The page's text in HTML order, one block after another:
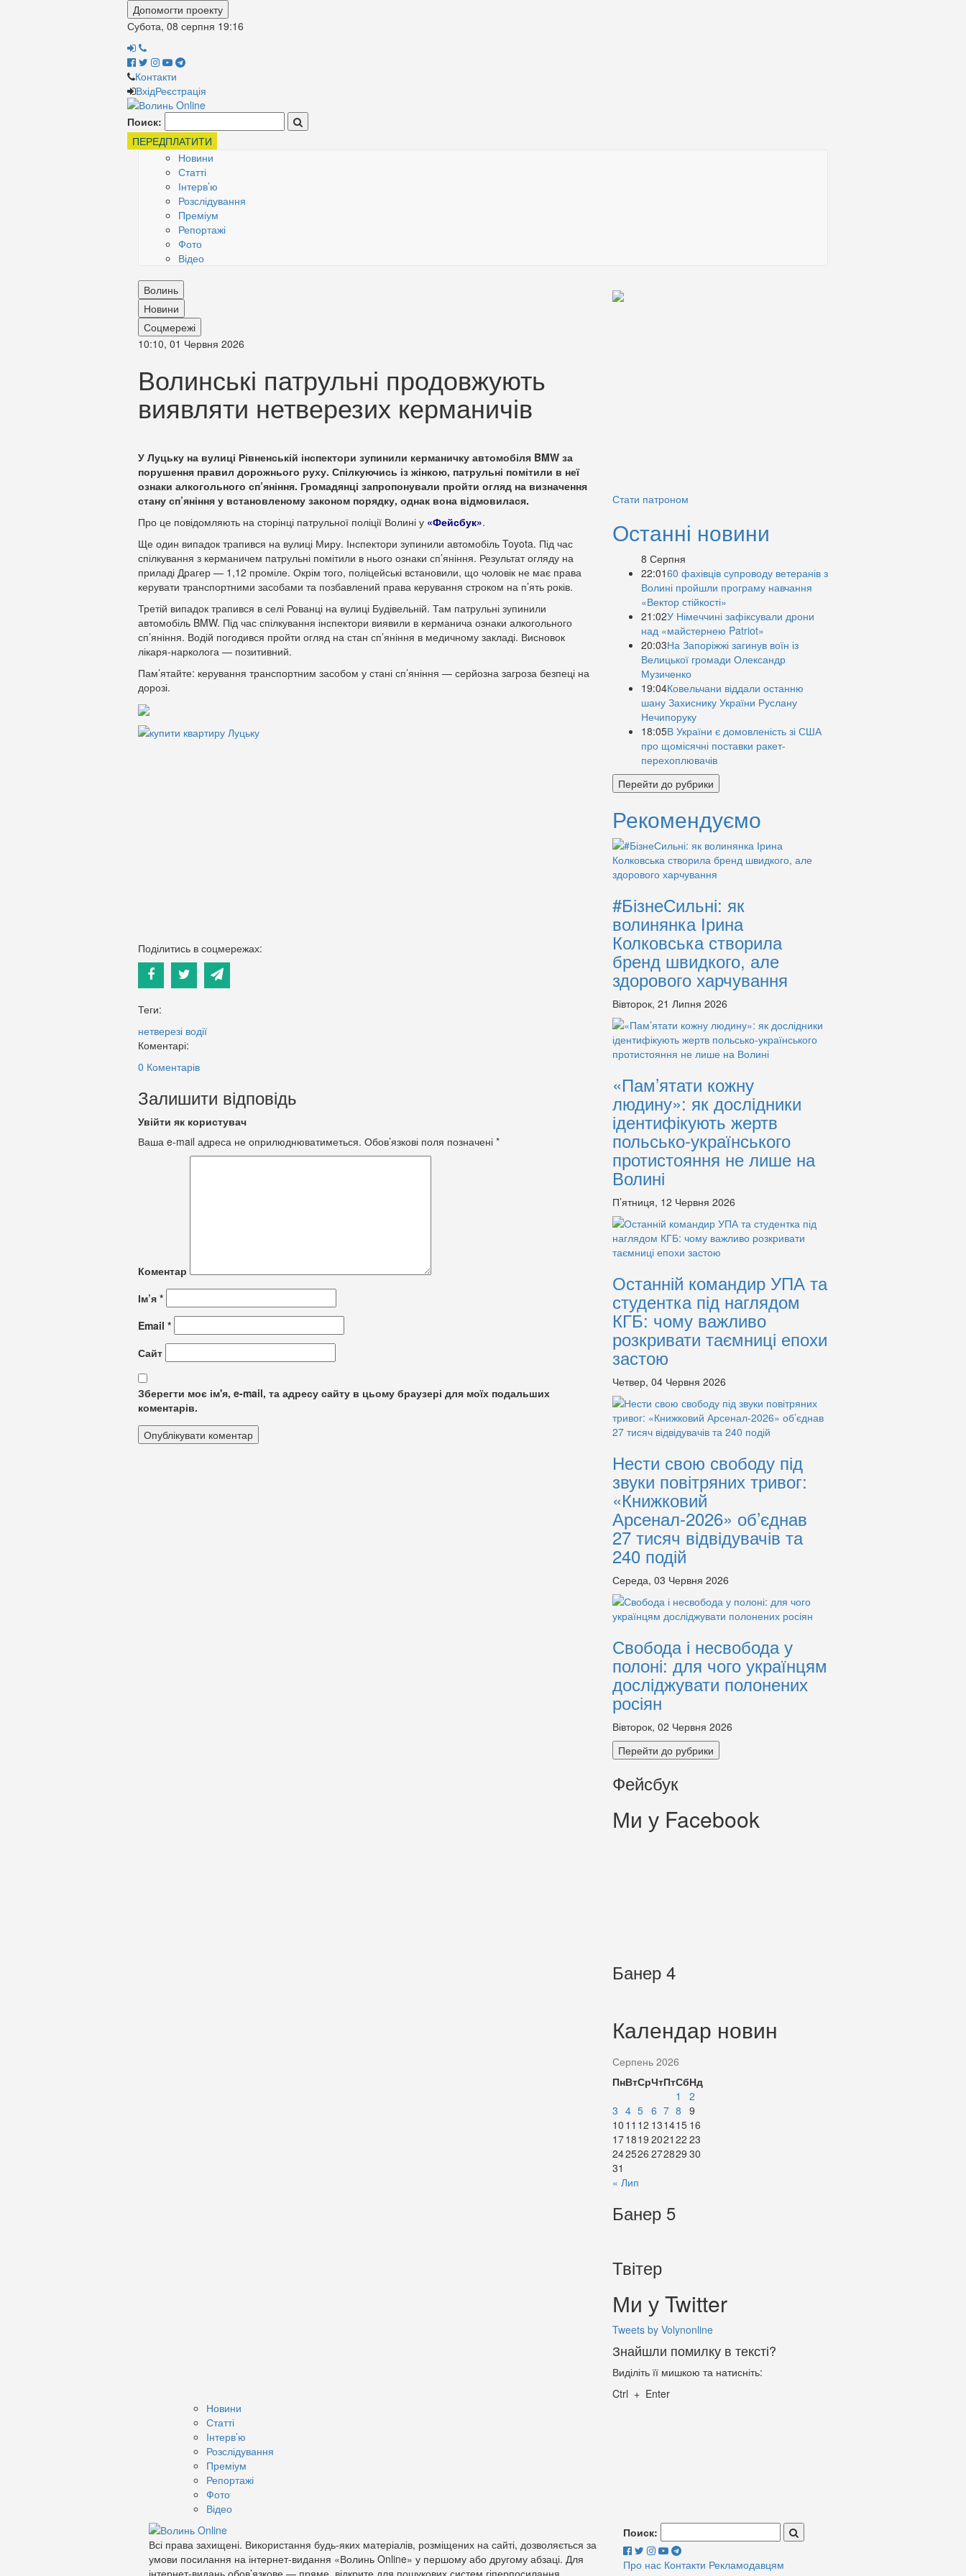
Допомогти проекту
Субота, 08 серпня 19:16
Контакти
ВхідРеєстрація
Поиск:
ПЕРЕДПЛАТИТИ
Новини
Статті
Інтерв’ю
Розслідування
Преміум
Репортажі
Фото
Відео
Волинь
Новини
Соцмережі
10:10, 01 Червня 2026
Волинські патрульні продовжують
виявляти нетверезих керманичів
У Луцьку на вулиці Рівненській інспектори зупинили керманичку автомобіля BMW за
порушення правил дорожнього руху. Спілкуючись із жінкою, патрульні помітили в неї
ознаки алкогольного сп’яніння. Громадянці запропонували пройти огляд на визначення
стану сп’яніння у встановленому законом порядку, однак вона відмовилася.
Про це повідомляють на сторінці патрульної поліції Волині у «Фейсбук».
Ще один випадок трапився на вулиці Миру. Інспектори зупинили автомобіль Toyota. Під час
спілкування з керманичем патрульні помітили в нього ознаки сп’яніння. Результат огляду на
приладі Драгер — 1,12 проміле. Окрім того, поліцейські встановили, що чоловік не має права
керувати транспортними засобами та позбавлений права керування строком на п’ять років.
Третій випадок трапився в селі Рованці на вулиці Будівельній. Там патрульні зупинили
автомобіль BMW. Під час спілкування інспектори виявили в керманича ознаки алкогольного
сп’яніння. Водій погодився пройти огляд на стан сп’яніння в медичному закладі. Висновок
лікаря-нарколога — позитивний.
Пам’ятайте: керування транспортним засобом у стані сп’яніння — серйозна загроза безпеці на
дорозі.
Поділитись в соцмережах:
Теги:
нетверезі водії
Коментарі:
0 Коментарів
Залишити відповідь
Увійти як користувач
Ваша e-mail адреса не оприлюднюватиметься. Обов’язкові поля позначені *
Коментар
Ім’я *
Email *
Сайт
Зберегти моє ім'я, e-mail, та адресу сайту в цьому браузері для моїх подальших
коментарів.
Стати патроном
Останні новини
8 Серпня
22:0160 фахівців супроводу ветеранів з
Волині пройшли програму навчання
«Вектор стійкості»
21:02У Німеччині зафіксували дрони
над «майстернею Patriot»
20:03На Запоріжжі загинув воїн із
Велицької громади Олександр
Музиченко
19:04Ковельчани віддали останню
шану Захиснику України Руслану
Нечипоруку
18:05В України є домовленість зі США
про щомісячні поставки ракет-
перехоплювачів
Перейти до рубрики
Рекомендуємо
#БізнеСильні: як
волинянка Ірина
Колковська створила
бренд швидкого, але
здорового харчування
Вівторок, 21 Липня 2026
«Пам’ятати кожну
людину»: як дослідники
ідентифікують жертв
польсько-українського
протистояння не лише на
Волині
П’ятниця, 12 Червня 2026
Останній командир УПА та
студентка під наглядом
КГБ: чому важливо
розкривати таємниці епохи
застою
Четвер, 04 Червня 2026
Нести свою свободу під
звуки повітряних тривог:
«Книжковий
Арсенал-2026» об’єднав
27 тисяч відвідувачів та
240 подій
Середа, 03 Червня 2026
Свобода і несвобода у
полоні: для чого українцям
досліджувати полонених
росіян
Вівторок, 02 Червня 2026
Перейти до рубрики
Фейсбук
Ми у Facebook
Банер 4
Календар новин
Серпень 2026
ПнВтСрЧтПтСбНд
1
2
3 4 5 6 7 8 9
10 11 12 131415 16
171819 2021 22 23
242526 272829 30
31
« Лип
Банер 5
Твітер
Ми у Twitter
Tweets by Volynonline
Знайшли помилку в тексті?
Виділіть її мишкою та натисніть:
Ctrl + Enter
Новини
Статті
Інтерв’ю
Розслідування
Преміум
Репортажі
Фото
Відео
Всі права захищені. Використання будь-яких матеріалів, розміщених на сайті, дозволяється за
умови посилання на інтернет-видання «Волинь Online» у першому або другому абзаці. Для
Поиск:
Про нас Контакти Рекламодавцям